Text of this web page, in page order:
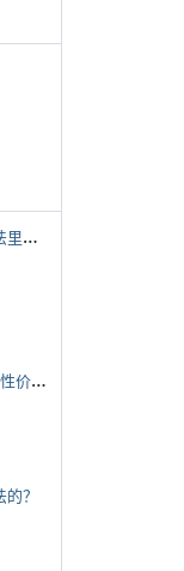
*
有啥搞钱的路子吗，开源节流都行，主要是开源，刑法里的咱不做
*
想请教有经验的蛋友，想给媳妇7夕买个跳蛋，有没有性价比高的推荐
？